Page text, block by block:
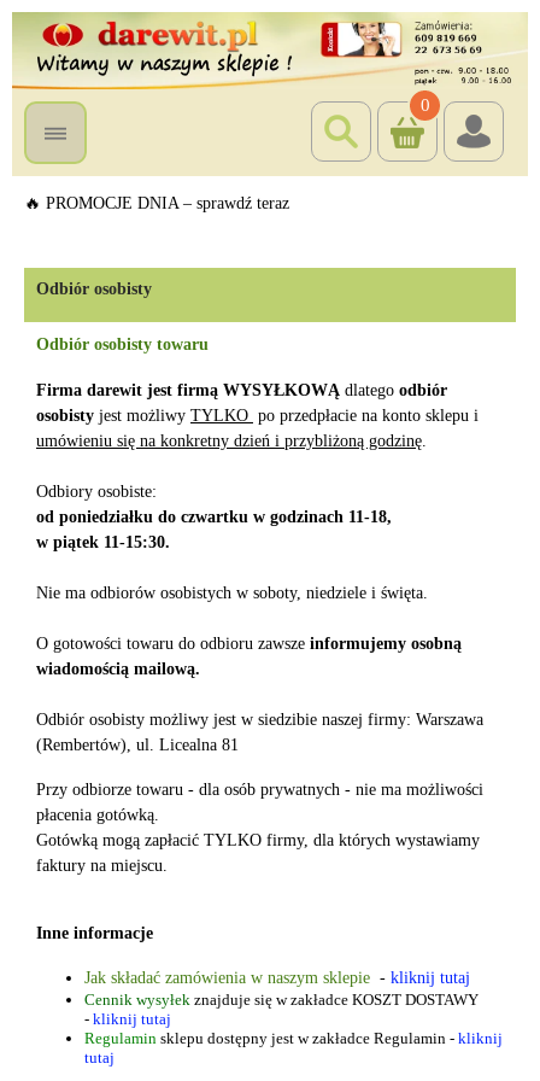
0
🔥 PROMOCJE DNIA – sprawdź teraz
Odbiór osobisty
Odbiór osobisty towaru
Firma darewit jest firmą WYSYŁKOWĄ dlatego odbiór
osobisty jest możliwy TYLKO po przedpłacie na konto sklepu i
umówieniu się na konkretny dzień i przybliżoną godzinę.
Odbiory osobiste:
od poniedziałku do czwartku w godzinach 11-18,
w piątek 11-15:30.
Nie ma odbiorów osobistych w soboty, niedziele i święta.
O gotowości towaru do odbioru zawsze informujemy osobną
wiadomością mailową.
Odbiór osobisty możliwy jest w siedzibie naszej firmy: Warszawa
(Rembertów), ul. Licealna 81
Przy odbiorze towaru - dla osób prywatnych - nie ma możliwości
płacenia gotówką.
Gotówką mogą zapłacić TYLKO firmy, dla których wystawiamy
faktury na miejscu.
Inne informacje
Jak składać zamówienia w naszym sklepie - kliknij tutaj
Cennik wysyłek znajduje się w zakładce KOSZT DOSTAWY
- kliknij tutaj
Regulamin sklepu dostępny jest w zakładce Regulamin - kliknij
tutaj